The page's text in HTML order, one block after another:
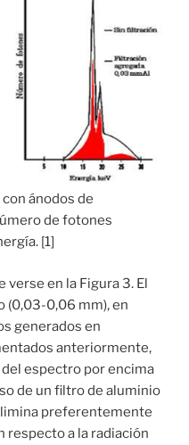
ánodos de
de fotones
[1]
en la Figura 3. El
(0,03-0,06 mm), en
generados en
anteriormente,
espectro por encima
de un filtro de aluminio
preferentemente
respecto a la radiación